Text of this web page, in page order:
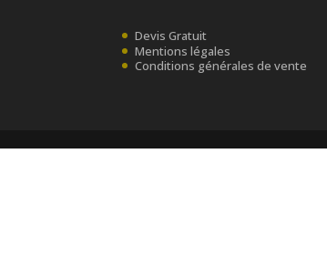
Devis Gratuit
Mentions légales
Conditions générales de vente